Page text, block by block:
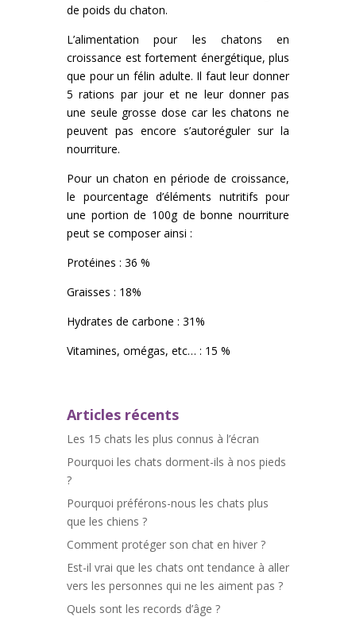
de poids du chaton.
L’alimentation pour les chatons en
croissance est fortement énergétique, plus
que pour un félin adulte. Il faut leur donner
5 rations par jour et ne leur donner pas
une seule grosse dose car les chatons ne
peuvent pas encore s’autoréguler sur la
nourriture.
Pour un chaton en période de croissance,
le pourcentage d’éléments nutritifs pour
une portion de 100g de bonne nourriture
peut se composer ainsi :
Protéines : 36 %
Graisses : 18%
Hydrates de carbone : 31%
Vitamines, omégas, etc… : 15 %
Articles récents
Les 15 chats les plus connus à l’écran
Pourquoi les chats dorment-ils à nos pieds
?
Pourquoi préférons-nous les chats plus
que les chiens ?
Comment protéger son chat en hiver ?
Est-il vrai que les chats ont tendance à aller
vers les personnes qui ne les aiment pas ?
Quels sont les records d’âge ?